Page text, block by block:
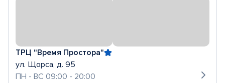
ТРЦ "Время Простора"
ул. Щорса, д. 95
ПН - ВС 09:00 - 20:00